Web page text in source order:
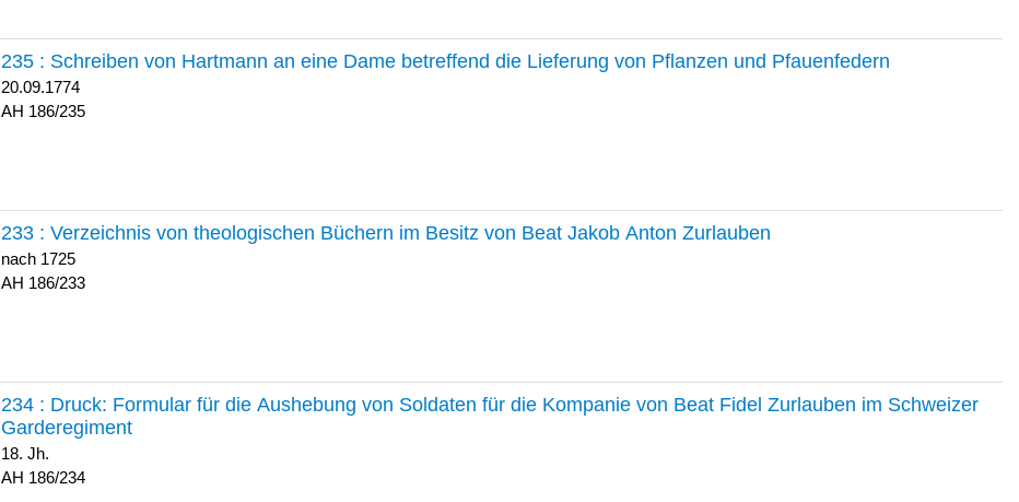
235 : Schreiben von Hartmann an eine Dame betreffend die Lieferung von Pflanzen und Pfauenfedern
20.09.1774
186/235
233 : Verzeichnis von theologischen Büchern im Besitz von Beat Jakob Anton Zurlauben
nach 1725
186/233
234 : Druck: Formular für die Aushebung von Soldaten für die Kompanie von Beat Fidel Zurlauben im Schweizer
Garderegiment
18. Jh.
186/234